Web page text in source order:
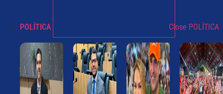
POLÍTICA Close POLÍTICA